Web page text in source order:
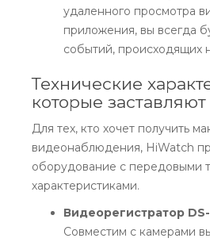
удаленного просмотра
приложения, вы всегда
событий, происходящих
Технические
которые
Для тех, кто хочет получить
видеонаблюдения, HiWatch
оборудование с передовыми
характеристиками.
Видеорегистратор
Совместим с камерами